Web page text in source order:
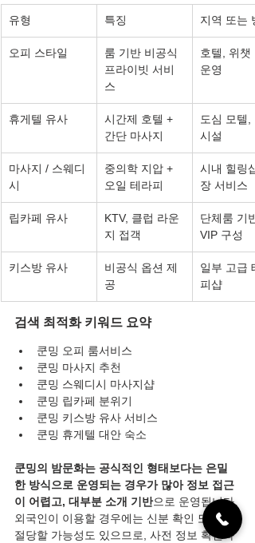
유형 특징 지역 또는
오피 스타일
룸 기반 비공식
프라이빗 서비
스
호텔, 위챗
운영
휴게텔 유사
시간제 호텔 +
간단 마사지
도심 모텔,
시설
마사지 / 스웨디
시
중의학 지압 +
오일 테라피
시내 힐링
장 서비스
립카페 유사
KTV, 클럽 라운
지 접객
단체룸 기반
VIP 구성
키스방 유사
비공식 옵션 제
공
일부 고급
피샵
검색 최적화 키워드 요약
쿤밍 오피 룸서비스
쿤밍 마사지 추천
쿤밍 스웨디시 마사지샵
쿤밍 립카페 분위기
쿤밍 키스방 유사 서비스
쿤밍 휴게텔 대안 숙소
쿤밍의 밤문화는 공식적인 형태보다는 은밀
한 방식으로 운영되는 경우가 많아 정보 접근
이 어렵고, 대부분 소개 기반으로 운영됩니다.
외국인이 이용할 경우에는 신분 확인 또는 거
절당할 가능성도 있으므로, 사전 정보 확인과